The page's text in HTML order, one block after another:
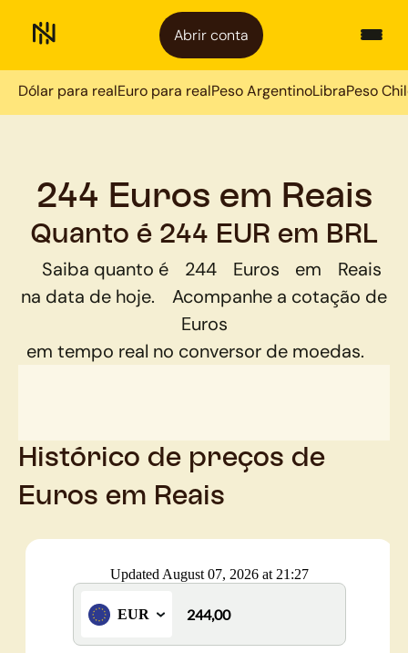
Abrir conta
Dólar para realEuro para realPeso ArgentinoLibraPeso
244 Euros em Reais
Quanto é 244 EUR em BRL
Saiba quanto é 244 Euros em
Reais
na data de hoje.
Acompanhe a cotação de
Euros
em tempo real no conversor de moedas.
Histórico de preços de
Euros em Reais